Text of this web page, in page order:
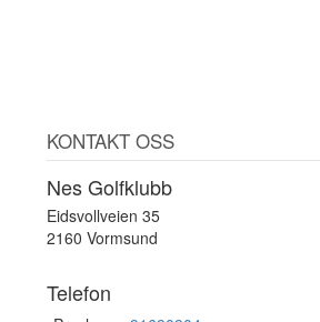
KONTAKT OSS
Nes Golfklubb
Eidsvollveien 35
2160 Vormsund
Telefon